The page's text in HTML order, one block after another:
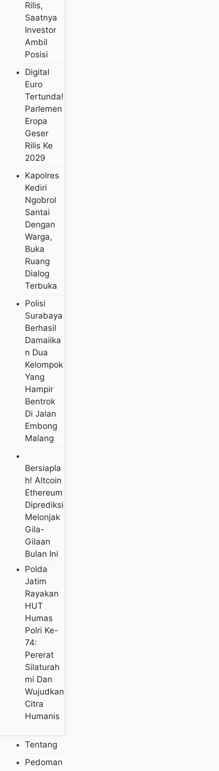
Rilis,
Saatnya
Investor
Ambil
Posisi
Digital
Euro
Tertunda!
Parlemen
Eropa
Geser
Rilis Ke
2029
Kapolres
Kediri
Ngobrol
Santai
Dengan
Warga,
Buka
Ruang
Dialog
Terbuka
Polisi
Surabaya
Berhasil
Damaiika
N Dua
Kelompok
Yang
Hampir
Bentrok
Di Jalan
Embong
Malang
Bersiapla
H! Altcoin
Ethereum
Diprediksi
Melonjak
Gila-
Gilaan
Bulan Ini
Polda
Jatim
Rayakan
HUT
Humas
Polri Ke-
74:
Pererat
Silaturah
Mi Dan
Wujudkan
Citra
Humanis
Tentang
Pedoman